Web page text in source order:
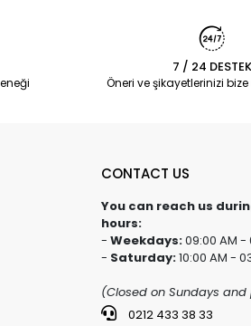
7 / 24 DESTEK
Öneri ve şikayetlerinizi
CONTACT US
You can reach us
hours:
- Weekdays:09:00 AM -
- Saturday:10:00 AM -
(Closed on Sundays
0212 433 38 33